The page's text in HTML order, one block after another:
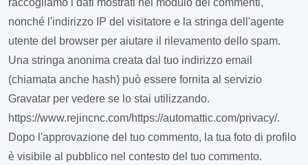
raccogliamo i dati mostrati nel modulo dei commenti,
nonché l'indirizzo IP del visitatore e la stringa dell'agente
utente del browser per aiutare il rilevamento dello spam.
Una stringa anonima creata dal tuo indirizzo email
(chiamata anche hash) può essere fornita al servizio
Gravatar per vedere se lo stai utilizzando.
https://www.rejincnc.com/https://automattic.com/privacy/.
Dopo l'approvazione del tuo commento, la tua foto di profilo
è visibile al pubblico nel contesto del tuo commento.